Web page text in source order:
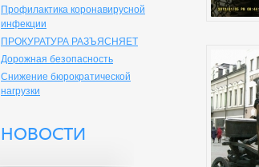
Профилактика коронавирусной
инфекции
ПРОКУРАТУРА РАЗЪЯСНЯЕТ
Дорожная безопасность
Снижение бюрократической
нагрузки
НОВОСТИ